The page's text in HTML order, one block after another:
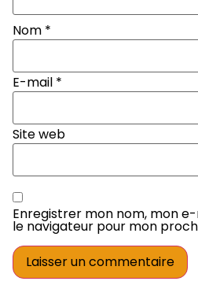
Nom *
E-mail *
Site web
Enregistrer mon nom, mon
le navigateur pour mon